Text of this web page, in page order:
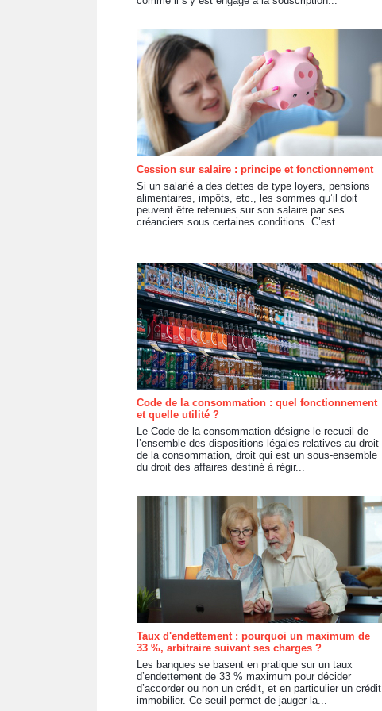
Cession sur salaire : principe et fonctionnement
Si un salarié a des dettes de type loyers, pensions
alimentaires, impôts, etc., les sommes qu’il doit
peuvent être retenues sur son salaire par ses
créanciers sous certaines conditions. C’est...
Code de la consommation : quel fonctionnement
et quelle utilité ?
Le Code de la consommation désigne le recueil de
l’ensemble des dispositions légales relatives au droit
de la consommation, droit qui est un sous-ensemble
du droit des affaires destiné à régir...
Taux d'endettement : pourquoi un maximum de
33 %, arbitraire suivant ses charges ?
Les banques se basent en pratique sur un taux
d’endettement de 33 % maximum pour décider
d’accorder ou non un crédit, et en particulier un crédit
immobilier. Ce seuil permet de jauger la...